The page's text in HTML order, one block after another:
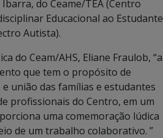
do Ceame/TEA (Centro
Educacional ao Estudante
Autista).
do Ceam/AHS, Eliane Fraulob, “a
que tem o propósito de
união das famílias e estudantes
profissionais do Centro, em um
uma comemoração lúdica
de um trabalho colaborativo. ”